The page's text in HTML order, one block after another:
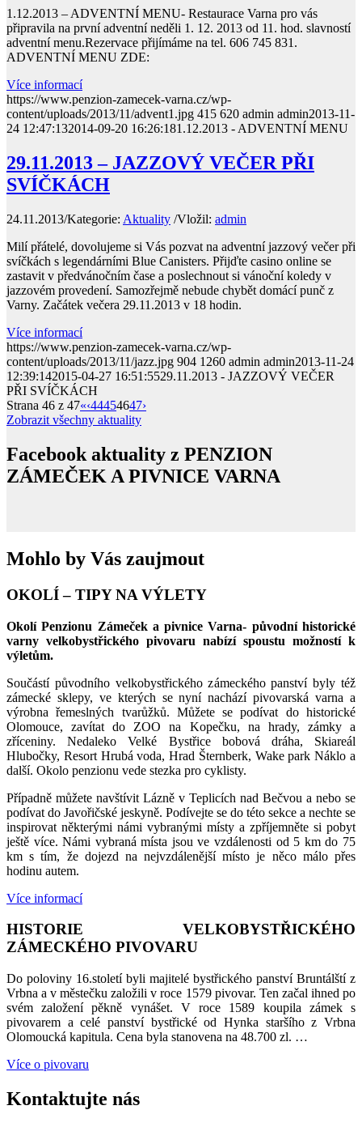
1.12.2013 – ADVENTNÍ MENU- Restaurace Varna pro vás
připravila na první adventní neděli 1. 12. 2013 od 11. hod. slavností
adventní menu.Rezervace přijímáme na tel. 606 745 831.
ADVENTNÍ MENU ZDE:
Více informací
https://www.penzion-zamecek-varna.cz/wp-
content/uploads/2013/11/advent1.jpg 415 620 admin admin2013-11-
24 12:47:132014-09-20 16:26:181.12.2013 - ADVENTNÍ MENU
29.11.2013 – JAZZOVÝ VEČER PŘI
SVÍČKÁCH
24.11.2013/Kategorie: Aktuality /Vložil: admin
Milí přátelé, dovolujeme si Vás pozvat na adventní jazzový večer při
svíčkách s legendárními Blue Canisters. Přijďte casino online se
zastavit v předvánočním čase a poslechnout si vánoční koledy v
jazzovém provedení. Samozřejmě nebude chybět domácí punč z
Varny. Začátek večera 29.11.2013 v 18 hodin.
Více informací
https://www.penzion-zamecek-varna.cz/wp-
content/uploads/2013/11/jazz.jpg 904 1260 admin admin2013-11-24
12:39:142015-04-27 16:51:5529.11.2013 - JAZZOVÝ VEČER
PŘI SVÍČKÁCH
Strana 46 z 47«‹44454647›
Zobrazit všechny aktuality
Facebook aktuality z PENZION
ZÁMEČEK A PIVNICE VARNA
Mohlo by Vás zaujmout
OKOLÍ – TIPY NA VÝLETY
Okolí Penzionu Zámeček a pivnice Varna- původní historické
varny velkobystřického pivovaru nabízí spoustu možností k
výletům.
Součástí původního velkobystřického zámeckého panství byly též
zámecké sklepy, ve kterých se nyní nachází pivovarská varna a
výrobna řemeslných tvarůžků. Můžete se podívat do historické
Olomouce, zavítat do ZOO na Kopečku, na hrady, zámky a
zříceniny. Nedaleko Velké Bystřice bobová dráha, Skiareál
Hlubočky, Resort Hrubá voda, Hrad Šternberk, Wake park Náklo a
další. Okolo penzionu vede stezka pro cyklisty.
Případně můžete navštívit Lázně v Teplicích nad Bečvou a nebo se
podívat do Javořičské jeskyně. Podívejte se do této sekce a nechte se
inspirovat některými námi vybranými místy a zpříjemněte si pobyt
ještě více. Námi vybraná místa jsou ve vzdálenosti od 5 km do 75
km s tím, že dojezd na nejvzdálenější místo je něco málo přes
hodinu autem.
Více informací
HISTORIE VELKOBYSTŘICKÉHO
ZÁMECKÉHO PIVOVARU
Do poloviny 16.století byli majitelé bystřického panství Bruntálští z
Vrbna a v městečku založili v roce 1579 pivovar. Ten začal ihned po
svém založení pěkně vynášet. V roce 1589 koupila zámek s
pivovarem a celé panství bystřické od Hynka staršího z Vrbna
Olomoucká kapitula. Cena byla stanovena na 48.700 zl. …
Více o pivovaru
Kontaktujte nás